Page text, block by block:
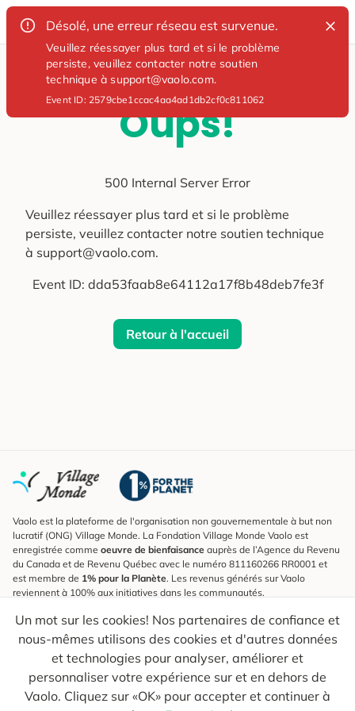
Désolé, une erreur réseau est survenue.
Veuillez réessayer plus tard et si le problème
persiste, veuillez contacter notre soutien
technique à support@vaolo.com.
Event ID: 2579cbe1ccac4aa4ad1db2cf0c811062
Oups!
500 Internal Server Error
Veuillez réessayer plus tard et si le problème
persiste, veuillez contacter notre soutien technique
à support@vaolo.com.
Event ID: dda53faab8e64112a17f8b48deb7fe3f
Retour à l'accueil
Un mot sur les cookies! Nos partenaires de confiance et
nous-mêmes utilisons des cookies et d'autres données
et technologies pour analyser, améliorer et
personnaliser votre expérience sur et en dehors de
Vaolo. Cliquez sur «OK» pour accepter et continuer à
Vaolo est la plateforme de l'organisation non gouvernementale à but non
lucratif (ONG) Village Monde. La Fondation Village Monde Vaolo est
enregistrée comme oeuvre de bienfaisance auprès de l’Agence du Revenu
du Canada et de Revenu Québec avec le numéro 811160266 RR0001 et
est membre de 1% pour la Planète. Les revenus générés sur Vaolo
reviennent à 100% aux initiatives dans les communautés.
S'inscrire à l'infolettre
Pour connaître les nouveautés, suivre nos explorateurs et recevoir des
astuces pour des voyages plus conscients.
Ton courriel Envoyer